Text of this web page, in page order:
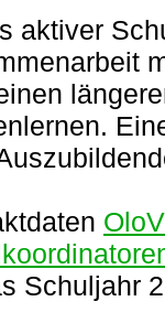
aktiver
Schuljahr